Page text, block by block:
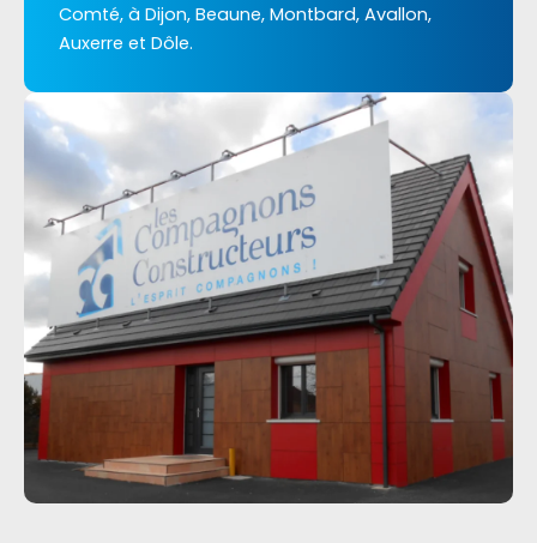
Comté, à Dijon, Beaune, Montbard, Avallon,
Auxerre et Dôle.